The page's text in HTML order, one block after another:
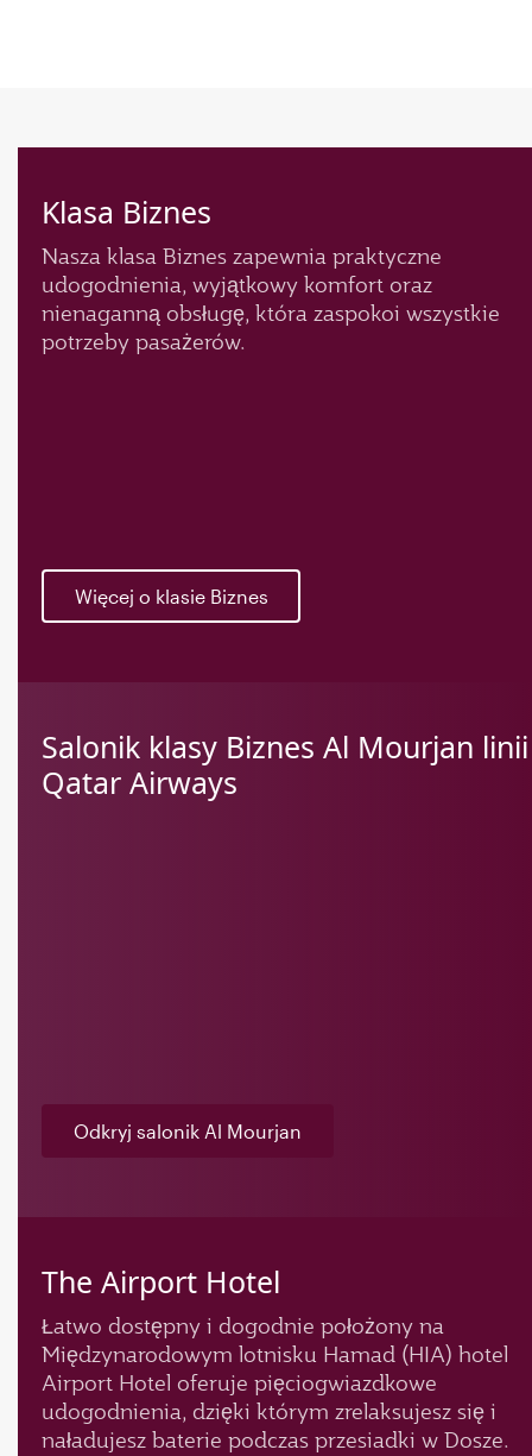
Klasa Biznes
Nasza klasa Biznes zapewnia praktyczne
udogodnienia, wyjątkowy komfort oraz
nienaganną obsługę, która zaspokoi wszystkie
potrzeby pasażerów.
Więcej o klasie Biznes
Salonik klasy Biznes Al Mourjan linii
Qatar Airways
Odkryj salonik Al Mourjan
The Airport Hotel
Łatwo dostępny i dogodnie położony na
Międzynarodowym lotnisku Hamad (HIA) hotel
Airport Hotel oferuje pięciogwiazdkowe
udogodnienia, dzięki którym zrelaksujesz się i
naładujesz baterie podczas przesiadki w Dosze.